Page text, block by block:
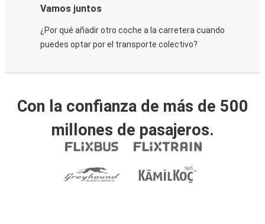
Vamos juntos
¿Por qué añadir otro coche a la carretera cuando
puedes optar por el transporte colectivo?
Con la confianza de más de 500
millones de pasajeros.